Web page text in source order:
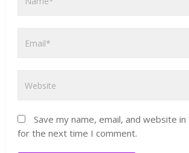
Save my name, email, and website
for the next time I comment.